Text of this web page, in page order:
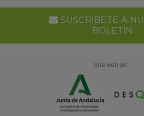
SUSCRÍBETE A
BOLETÍN
Una web de: